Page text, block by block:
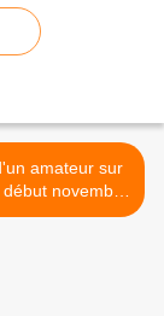
amateur sur
novembre
2016 ! >